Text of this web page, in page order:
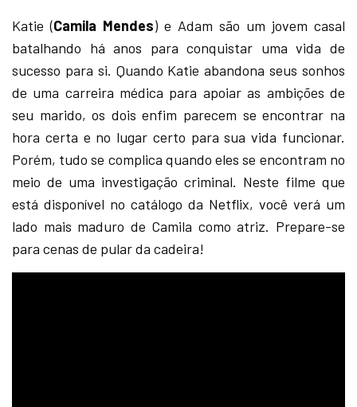
Katie (Camila Mendes) e Adam são um jovem casal
batalhando há anos para conquistar uma vida de
sucesso para si. Quando Katie abandona seus sonhos
de uma carreira médica para apoiar as ambições de
seu marido, os dois enfim parecem se encontrar na
hora certa e no lugar certo para sua vida funcionar.
Porém, tudo se complica quando eles se encontram no
meio de uma investigação criminal. Neste filme que
está disponível no catálogo da Netflix, você verá um
lado mais maduro de Camila como atriz. Prepare-se
para cenas de pular da cadeira!